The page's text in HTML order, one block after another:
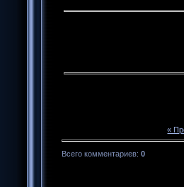
«
Всего комментариев: 0